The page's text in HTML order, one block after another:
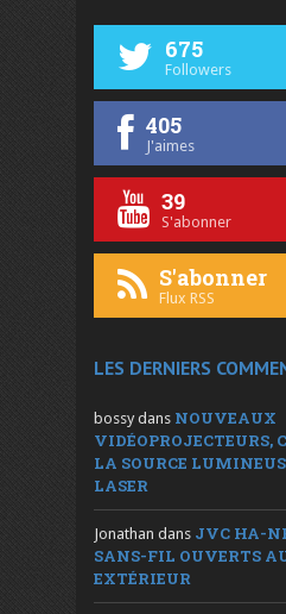
675
Followers
405
J'aimes
39
S'abonner
S'abonner
Flux RSS
LES DERNIERS
bossy dans NOUVEAUX
VIDÉOPROJECTEURS,
LA SOURCE
LASER
Jonathan dans JVC HA-
SANS-FIL OUVERTS
EXTÉRIEUR